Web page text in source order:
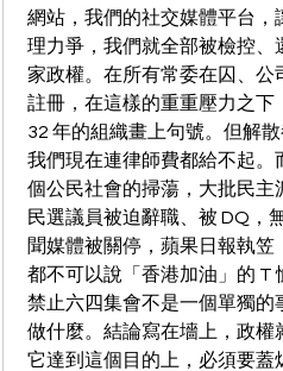
網站，我們的社交媒體平台
理力爭，我們就全部被檢控、
家政權。在所有常委在囚、公
註冊，在這樣的重重壓力之下
32 年的組織畫上句號。但解
我們現在連律師費都給不起
個公民社會的掃蕩，大批民
民選議員被迫辭職、被 DQ，
聞媒體被關停，蘋果日報執
都不可以說「香港加油」的 T
禁止六四集會不是一個單獨
做什麼。結論寫在墻上，政
它達到這個目的上，必須要蓋